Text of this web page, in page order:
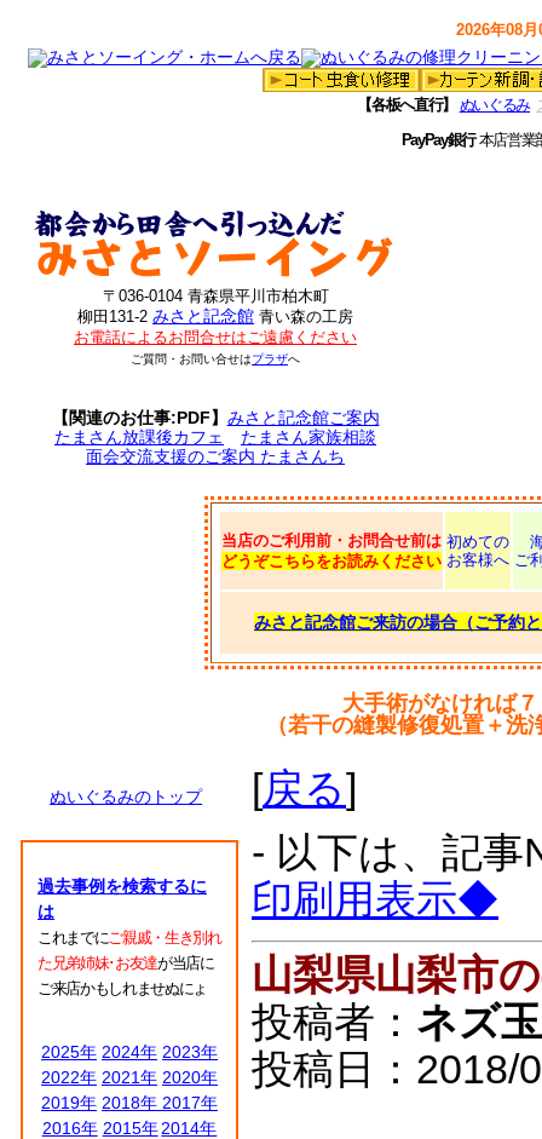
2026年08
【各板へ直行】 ぬいぐるみ
PayPay銀行本店営
〒036-0104 青森県平川市柏木町
柳田131-2 みさと記念館 青い森の工房
お電話によるお問合せはご遠慮ください
ご質問・お問い合せはプラザへ
【関連のお仕事:PDF】 みさと記念館ご案内
たまさん放課後カフェ
たまさん家族相談
面会交流支援のご案内 たまさんち
当店のご利用前・お問合せ前は
どうぞこちらをお読みください
初めての
お客様へ ご
みさと記念館ご来訪の場合（ご予約
大手術がなければ
（若干の縫製修復処置＋
ぬいぐるみのトップ
過去事例を検索するに
は
これまでにご親戚・生き別れ
た兄弟姉妹･お友達が当店に
ご来店かもしれませぬにょ
2025年 2024年 2023年
2022年 2021年 2020年
2019年 2018年 2017年
2016年 2015年 2014年
[戻る]
- 以下は、記事
印刷用表示◆
山梨県山梨市
投稿者： ネズ
投稿日：2018/